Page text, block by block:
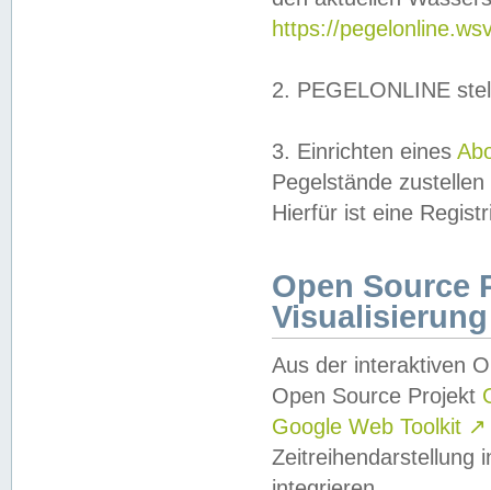
https://
2. PEGELONLINE
3. Einrichten eines
Pegelstände
Hierfür ist eine
Open Source
Visualisierung
Aus der interaktiven
Open Source Projekt
Google Web Toolkit ↗
Zeitreihendarstellung